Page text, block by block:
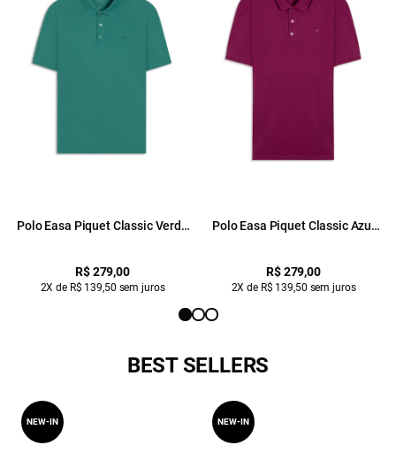
Polo Easa Piquet Classic Verde
R$ 279,00
2X de R$ 139,50 sem juros
Polo Easa Piquet Classic Azul
R$ 279,00
2X de R$ 139,50 sem juros
BEST SELLERS
NEW-IN NEW-IN